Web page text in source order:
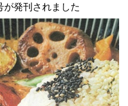
発刊されました